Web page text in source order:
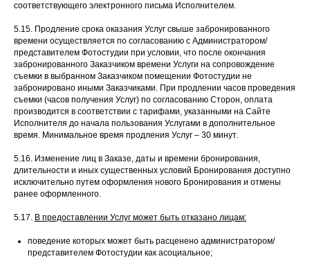
соответствующего электронного письма Исполнителем.
5.15. Продление срока оказания Услуг свыше забронированного
времени осуществляется по согласованию с Администратором/
представителем Фотостудии при условии, что после окончания
забронированного Заказчиком времени Услуги на сопровождение
съемки в выбранном Заказчиком помещении Фотостудии не
забронировано иными Заказчиками. При продлении часов проведения
съемки (часов получения Услуг) по согласованию Сторон, оплата
производится в соответствии с тарифами, указанными на Сайте
Исполнителя до начала пользования Услугами в дополнительное
время. Минимальное время продления Услуг – 30 минут.
5.16. Изменение лиц в Заказе, даты и времени бронирования,
длительности и иных существенных условий Бронирования доступно
исключительно путем оформления нового Бронирования и отмены
ранее оформленного.
5.17. В предоставлении Услуг может быть отказано лицам:
поведение которых может быть расценено администратором/
представителем Фотостудии как асоциальное;